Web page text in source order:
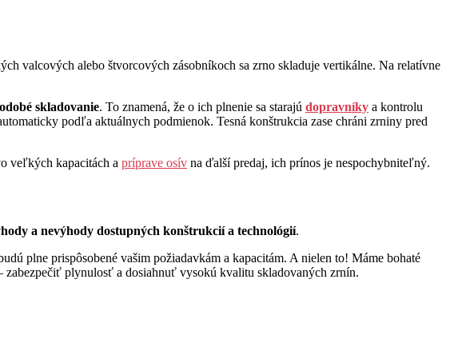
valcových alebo štvorcových zásobníkoch sa zrno skladuje vertikálne. Na relatívne
skladovanie. To znamená, že o ich plnenie sa starajú dopravníky a kontrolu
podľa aktuálnych podmienok. Tesná konštrukcia zase chráni zrniny pred
veľkých kapacitách a príprave osív na ďalší predaj, ich prínos je nespochybniteľný.
a nevýhody dostupných konštrukcií a technológií.
plne prispôsobené vašim požiadavkám a kapacitám. A nielen to! Máme bohaté
zabezpečiť plynulosť a dosiahnuť vysokú kvalitu skladovaných zrnín.